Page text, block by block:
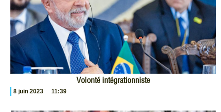
Volonté intégrationniste
8 juin 2023 11:39